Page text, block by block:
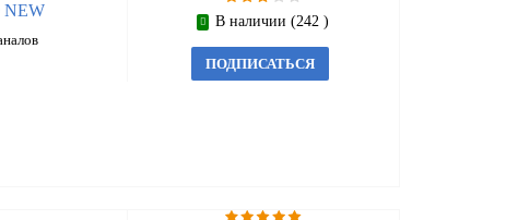
NEW
В наличии (242 )
ПОДПИСАТЬСЯ